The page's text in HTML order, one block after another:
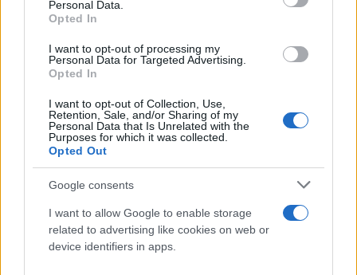
Personal Data.
Opted In
I want to opt-out of processing my
Personal Data for Targeted Advertising.
Opted In
I want to opt-out of Collection, Use,
Retention, Sale, and/or Sharing of my
Personal Data that Is Unrelated with the
Purposes for which it was collected.
Opted Out
Google consents
I want to allow Google to enable storage
related to advertising like cookies on web or
device identifiers in apps.
FLASH FOCUS